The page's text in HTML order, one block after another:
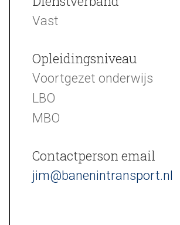
Vast
Opleidingsniveau
Voortgezet onderwijs
LBO
MBO
Contactperson email
jim@banenintransport.nl